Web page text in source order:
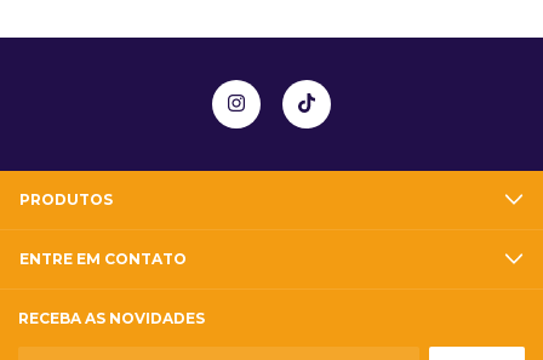
PRODUTOS
ENTRE EM CONTATO
RECEBA AS NOVIDADES